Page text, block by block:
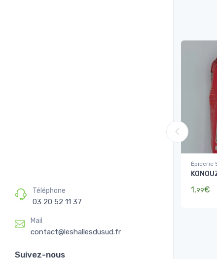
Téléphone
03 20 52 11 37
Mail
contact@leshallesdusud.fr
Suivez-nous
Épicerie
Pâtes,
1,99€